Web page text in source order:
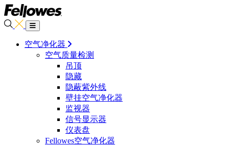
空气净化器
空气质量检测
吊顶
隐藏
隐蔽紫外线
壁挂空气净化器
监视器
信号显示器
仪表盘
Fellowes空气净化器